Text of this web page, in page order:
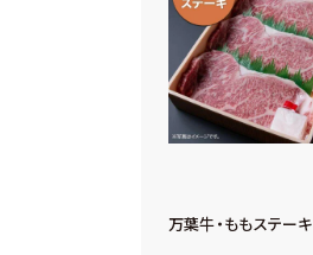
万葉牛・ももステーキ